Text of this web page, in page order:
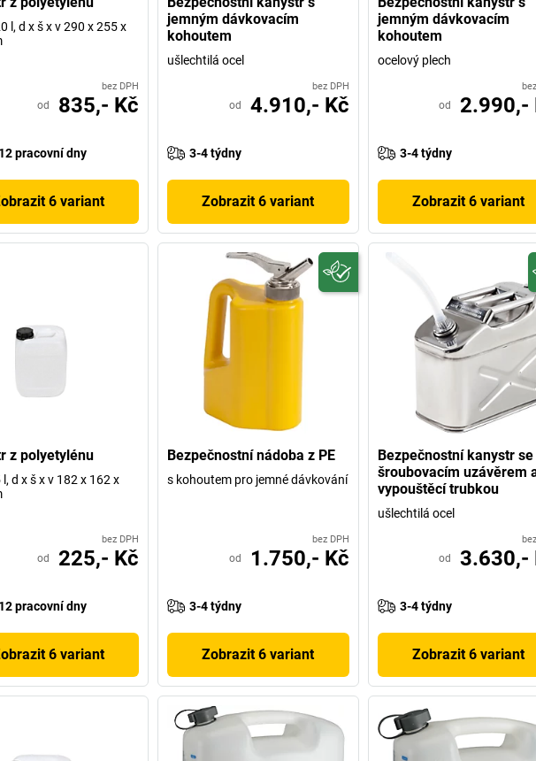
l, d x š x v 290 x 255 x
bez DPH
od 835,- Kč
pracovní dny
6 variant
jemným dávkovacím
kohoutem
ušlechtilá ocel
bez DPH
od 4.910,- Kč
3-4 týdny
Zobrazit 6 variant
jemným dávkovacím
kohoutem
ocelový plech
od 2.990,-
3-4 týdny
Zobrazit 6 variant
z polyetylénu
d x š x v 182 x 162 x
bez DPH
od 225,- Kč
pracovní dny
6 variant
Bezpečnostní nádoba z PE
s kohoutem pro jemné dávkování
bez DPH
od 1.750,- Kč
3-4 týdny
Zobrazit 6 variant
Bezpečnostní kanystr se
šroubovacím uzávěrem
vypouštěcí trubkou
ušlechtilá ocel
od 3.630,-
3-4 týdny
Zobrazit 6 variant